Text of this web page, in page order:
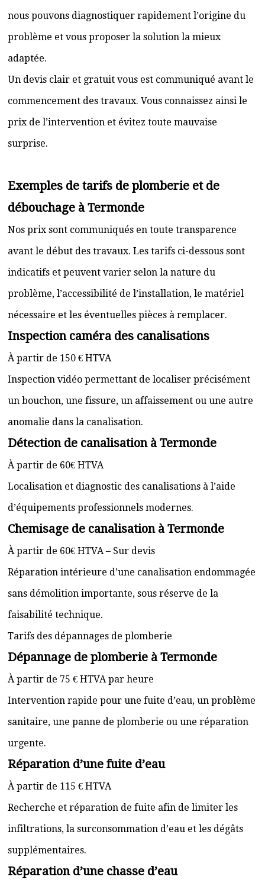
nous pouvons diagnostiquer rapidement l’origine du
problème et vous proposer la solution la mieux
adaptée.
Un devis clair et gratuit vous est communiqué avant le
commencement des travaux. Vous connaissez ainsi le
prix de l’intervention et évitez toute mauvaise
surprise.
Exemples de tarifs de plomberie et de
débouchage à Termonde
Nos prix sont communiqués en toute transparence
avant le début des travaux. Les tarifs ci-dessous sont
indicatifs et peuvent varier selon la nature du
problème, l’accessibilité de l’installation, le matériel
nécessaire et les éventuelles pièces à remplacer.
Inspection caméra des canalisations
À partir de 150 € HTVA
Inspection vidéo permettant de localiser précisément
un bouchon, une fissure, un affaissement ou une autre
anomalie dans la canalisation.
Détection de canalisation à Termonde
À partir de 60€ HTVA
Localisation et diagnostic des canalisations à l’aide
d’équipements professionnels modernes.
Chemisage de canalisation à Termonde
À partir de 60€ HTVA – Sur devis
Réparation intérieure d’une canalisation endommagée
sans démolition importante, sous réserve de la
faisabilité technique.
Tarifs des dépannages de plomberie
Dépannage de plomberie à Termonde
À partir de 75 € HTVA par heure
Intervention rapide pour une fuite d’eau, un problème
sanitaire, une panne de plomberie ou une réparation
urgente.
Réparation d’une fuite d’eau
À partir de 115 € HTVA
Recherche et réparation de fuite afin de limiter les
infiltrations, la surconsommation d’eau et les dégâts
supplémentaires.
Réparation d’une chasse d’eau